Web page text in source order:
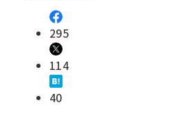
295
114
40